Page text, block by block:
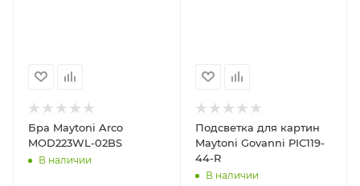
Бра Maytoni Arco
MOD223WL-02BS
В наличии
Подсветка для картин
Maytoni Govanni PIC119-
44-R
В наличии